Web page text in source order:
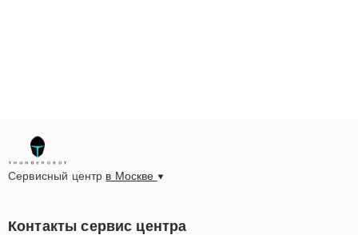
Сервисный центр в Москве
Контакты сервис центра